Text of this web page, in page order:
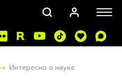
Интересно о науке